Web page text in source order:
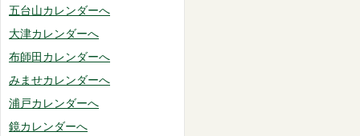
五台山カレンダーへ
大津カレンダーへ
布師田カレンダーへ
みませカレンダーへ
浦戸カレンダーへ
鏡カレンダーへ